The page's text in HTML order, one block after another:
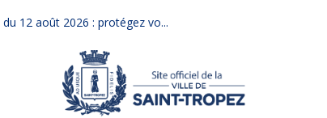
12 août 2026 : protégez vo...